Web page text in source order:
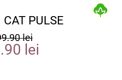
CAT PULSE
lei
lei